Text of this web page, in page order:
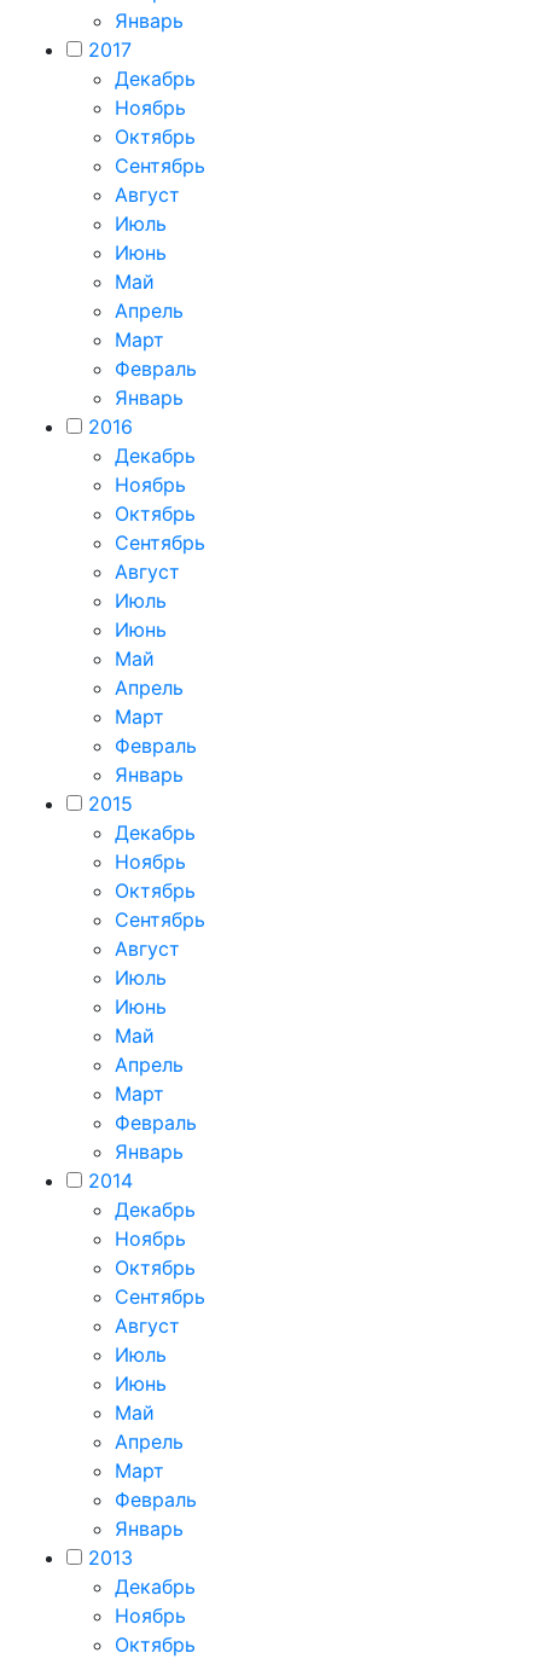
Январь
2017
Декабрь
Ноябрь
Октябрь
Сентябрь
Август
Июль
Июнь
Май
Апрель
Март
Февраль
Январь
2016
Декабрь
Ноябрь
Октябрь
Сентябрь
Август
Июль
Июнь
Май
Апрель
Март
Февраль
Январь
2015
Декабрь
Ноябрь
Октябрь
Сентябрь
Август
Июль
Июнь
Май
Апрель
Март
Февраль
Январь
2014
Декабрь
Ноябрь
Октябрь
Сентябрь
Август
Июль
Июнь
Май
Апрель
Март
Февраль
Январь
2013
Декабрь
Ноябрь
Октябрь